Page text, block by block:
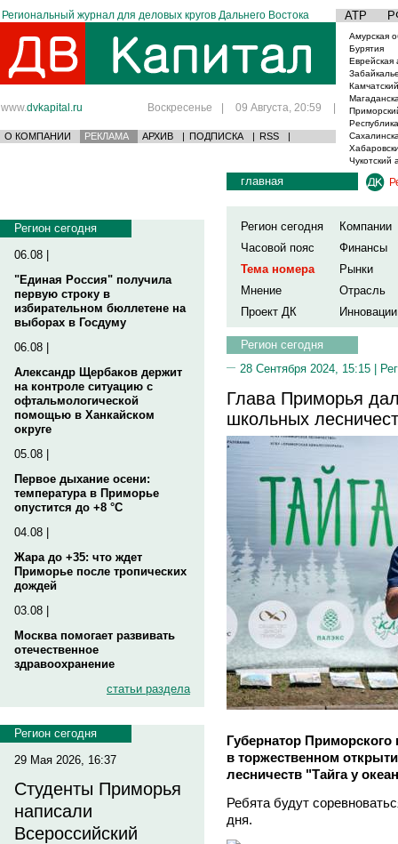
Региональный журнал для деловых кругов Дальнего Востока АТР
www.dvkapital.ru Воскресенье | 09 Августа, 20:59 |
О КОМПАНИИ РЕКЛАМА АРХИВ | ПОДПИСКА | RSS |
Амурская
Бурятия
Еврейская
Чукотский
Регион сегодня
06.08 |
"Единая Россия" получила
первую строку в
избирательном бюллетене на
выборах в Госдуму
06.08 |
Александр Щербаков держит
на контроле ситуацию с
офтальмологической
помощью в Ханкайском
округе
05.08 |
Первое дыхание осени:
температура в Приморье
опустится до +8 °C
04.08 |
Жара до +35: что ждет
Приморье после тропических
дождей
03.08 |
Москва помогает развивать
отечественное
здравоохранение
статьи раздела
Регион сегодня
29 Мая 2026, 16:37
Студенты Приморья
написали
Всероссийский
главная
Регион сегодня
Компании
Часовой пояс
Финансы
Тема номера
Рынки
Мнение
Отрасль
Проект ДК
Инновации
Регион сегодня
28 Сентября 2024, 15:15 |
Глава Приморья
школьных
Губернатор
в торжественном
лесничеств "Тайга у
Ребята будут
дня.